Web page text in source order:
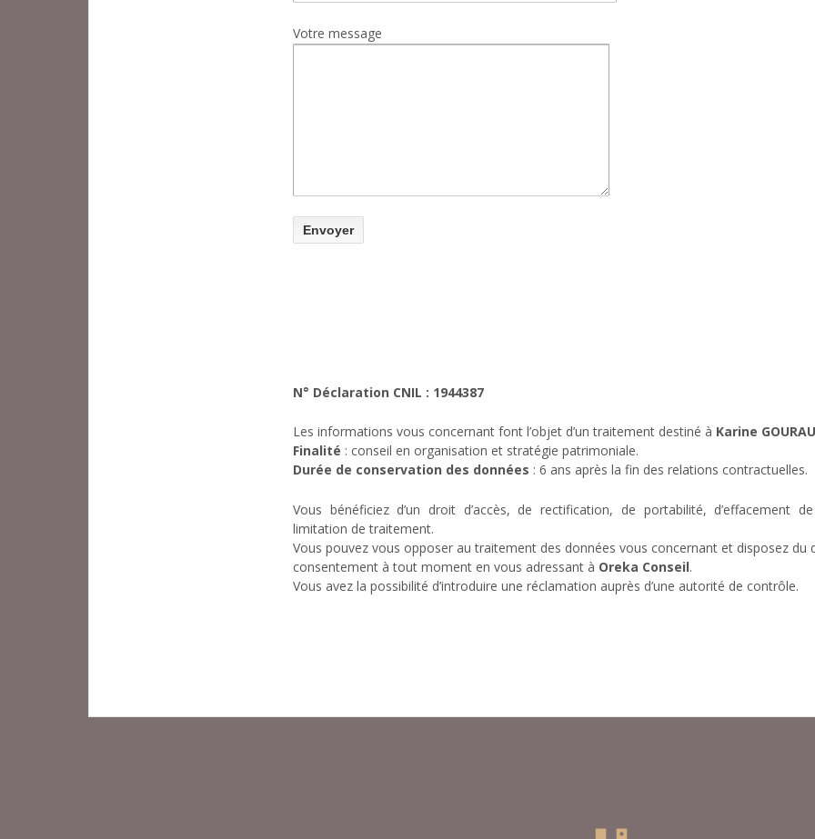
Votre message
N° Déclaration CNIL : 1944387
Les informations vous concernant font l’objet d’un traitement destiné à Karine
Finalité : conseil en organisation et stratégie patrimoniale.
Durée de conservation des données : 6 ans après la fin des relations contractuelles.
Vous bénéficiez d’un droit d’accès, de rectification, de portabilité, d’effacement
limitation de traitement.
Vous pouvez vous opposer au traitement des données vous concernant et disposez du
consentement à tout moment en vous adressant à Oreka Conseil.
Vous avez la possibilité d’introduire une réclamation auprès d’une autorité de contrôle.